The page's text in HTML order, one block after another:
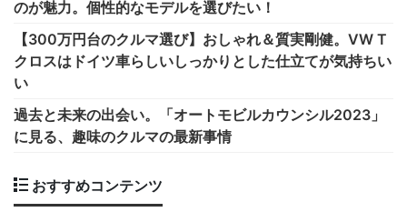
のが魅力。個性的なモデルを選びたい！
【300万円台のクルマ選び】おしゃれ＆質実剛健。VW T
クロスはドイツ車らしいしっかりとした仕立てが気持ちい
い
過去と未来の出会い。「オートモビルカウンシル2023」
に見る、趣味のクルマの最新事情
おすすめコンテンツ